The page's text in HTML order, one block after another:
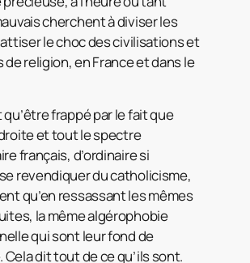
cherchent à diviser les
le choc des civilisations et
de religion, en France et dans le
qu’être frappé par le fait que
et tout le spectre
français, d’ordinaire si
revendiquer du catholicisme,
qu’en ressassant les mêmes
la même algérophobie
qui sont leur fond de
Cela dit tout de ce qu’ils sont.